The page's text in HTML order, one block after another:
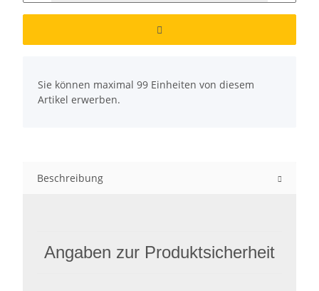
Sie können maximal 99 Einheiten von diesem
Artikel erwerben.
Beschreibung
Angaben zur Produktsicherheit